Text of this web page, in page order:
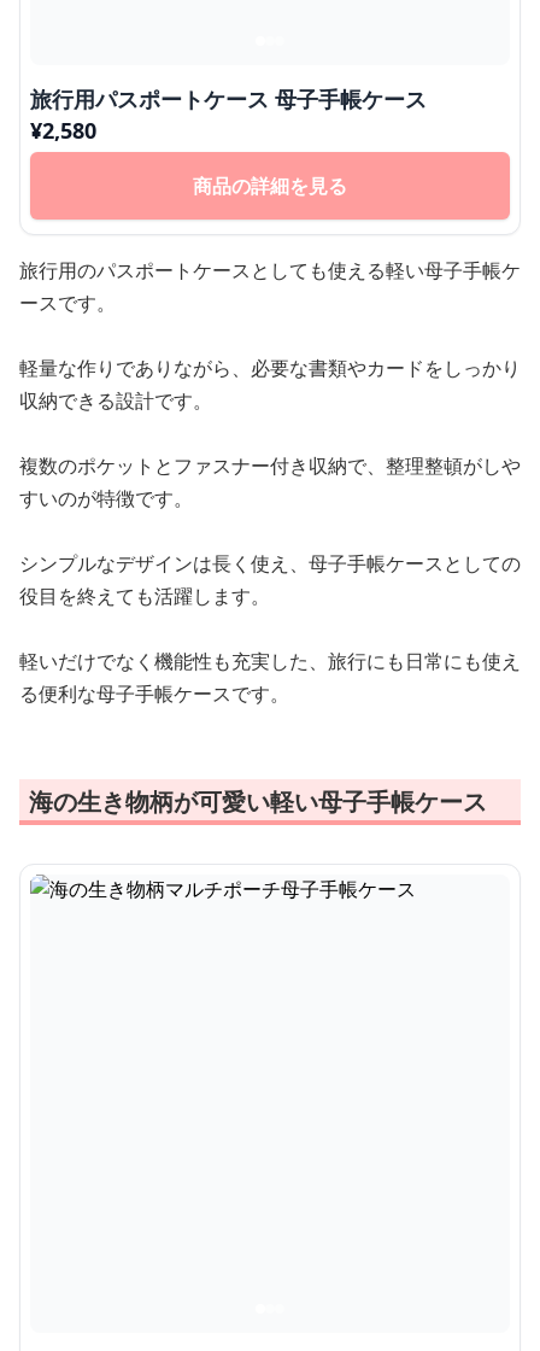
旅行用パスポートケース 母子手帳ケース
¥2,580
商品の詳細を見る
旅行用のパスポートケースとしても使える軽い母子手帳ケ
ースです。
軽量な作りでありながら、必要な書類やカードをしっかり
収納できる設計です。
複数のポケットとファスナー付き収納で、整理整頓がしや
すいのが特徴です。
シンプルなデザインは長く使え、母子手帳ケースとしての
役目を終えても活躍します。
軽いだけでなく機能性も充実した、旅行にも日常にも使え
る便利な母子手帳ケースです。
海の生き物柄が可愛い軽い母子手帳ケース